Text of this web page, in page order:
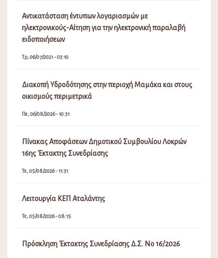
Αντικατάσταση έντυπων λογαριασμών με
ηλεκτρονικούς-Αίτηση για την ηλεκτρονική παραλαβή
ειδοποιήσεων
Τρ, 06/07/2021 - 03:10
Διακοπή Υδροδότησης στην περιοχή Μαμάκα και στους
οικισμούς περιμετρικά
Πε, 06/08/2026 - 10:31
Πίνακας Αποφάσεων Δημοτικού Συμβουλίου Λοκρών
16ης Έκτακτης Συνεδρίασης
Τε, 05/08/2026 - 11:31
Λειτουργία ΚΕΠ Αταλάντης
Τε, 05/08/2026 - 08:15
Πρόσκληση Έκτακτης Συνεδρίασης Δ.Σ. Νο 16/2026